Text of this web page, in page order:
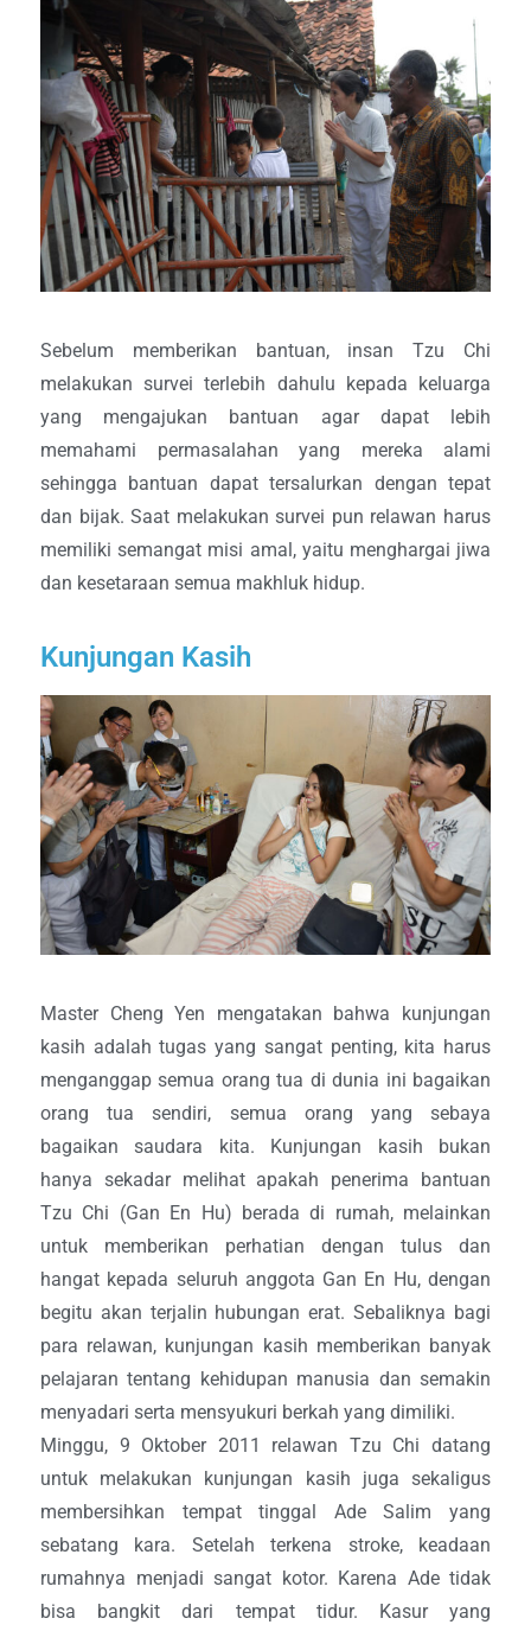
Sebelum memberikan bantuan, insan Tzu Chi
melakukan survei terlebih dahulu kepada keluarga
yang mengajukan bantuan agar dapat lebih
memahami permasalahan yang mereka alami
sehingga bantuan dapat tersalurkan dengan tepat
dan bijak. Saat melakukan survei pun relawan harus
memiliki semangat misi amal, yaitu menghargai jiwa
dan kesetaraan semua makhluk hidup.
Kunjungan Kasih
Master Cheng Yen mengatakan bahwa kunjungan
kasih adalah tugas yang sangat penting, kita harus
menganggap semua orang tua di dunia ini bagaikan
orang tua sendiri, semua orang yang sebaya
bagaikan saudara kita. Kunjungan kasih bukan
hanya sekadar melihat apakah penerima bantuan
Tzu Chi (Gan En Hu) berada di rumah, melainkan
untuk memberikan perhatian dengan tulus dan
hangat kepada seluruh anggota Gan En Hu, dengan
begitu akan terjalin hubungan erat. Sebaliknya bagi
para relawan, kunjungan kasih memberikan banyak
pelajaran tentang kehidupan manusia dan semakin
menyadari serta mensyukuri berkah yang dimiliki.
Minggu, 9 Oktober 2011 relawan Tzu Chi datang
untuk melakukan kunjungan kasih juga sekaligus
membersihkan tempat tinggal Ade Salim yang
sebatang kara. Setelah terkena stroke, keadaan
rumahnya menjadi sangat kotor. Karena Ade tidak
bisa bangkit dari tempat tidur. Kasur yang